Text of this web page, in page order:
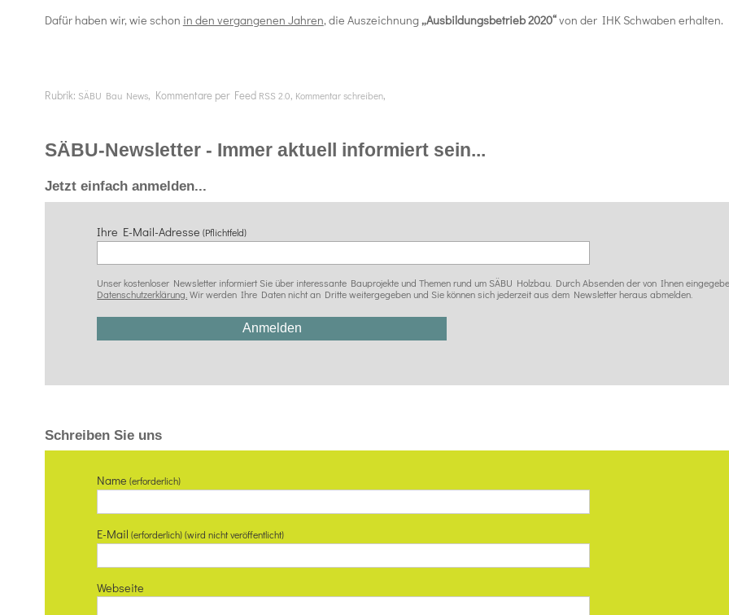
Dafür haben wir, wie schon in den vergangenen Jahren, die Auszeichnung„Ausbildungsbetrieb 2020“von der IHKSchwaben erhalten.
Rubrik: SÄBU Bau News, Kommentare per Feed RSS 2.0, Kommentar schreiben,
SÄBU-Newsletter - Immer aktuell informiert sein...
Jetzt einfach anmelden...
Ihre E-Mail-Adresse(Pflichtfeld)
Unser kostenloser Newsletter informiert Sie über interessante Bauprojekte und Themen rund um SÄBU Holzbau. Durch Absenden der von Ihnen
Datenschutzerklärung. Wir werden Ihre Daten nicht an Dritte weitergegeben und Sie können sich jederzeit aus dem Newsletter heraus abmelden.
Schreiben Sie uns
Name(erforderlich)
E-Mail(erforderlich) (wird nicht veröffentlicht)
Webseite